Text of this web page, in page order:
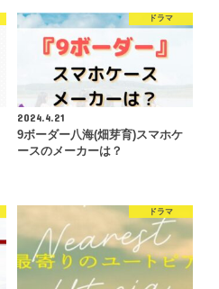
ドラマ
2024.4.21
9ボーダー八海(畑芽育)スマホケ
ースのメーカーは？
ドラマ